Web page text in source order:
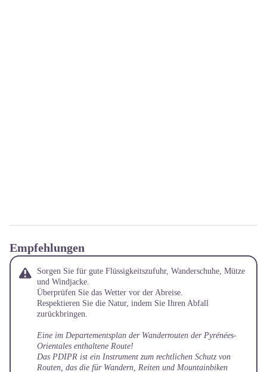
Empfehlungen
Sorgen Sie für gute Flüssigkeitszufuhr, Wanderschuhe, Mütze
und Windjacke.
Überprüfen Sie das Wetter vor der Abreise.
Respektieren Sie die Natur, indem Sie Ihren Abfall
zurückbringen.
Eine im Departementsplan der Wanderrouten der Pyrénées-
Orientales enthaltene Route!
Das PDIPR ist ein Instrument zum rechtlichen Schutz von
Routen, das die für Wandern, Reiten und Mountainbiken